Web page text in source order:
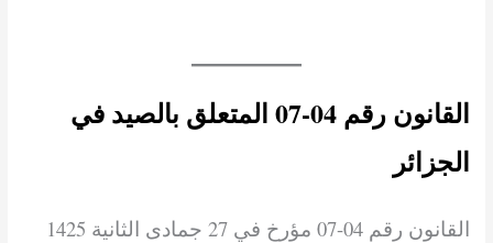
القانون رقم 04-07 المتعلق بالصيد في
الجزائر
القانون رقم 04-07 مؤرخ في 27 جمادى الثانية 1425